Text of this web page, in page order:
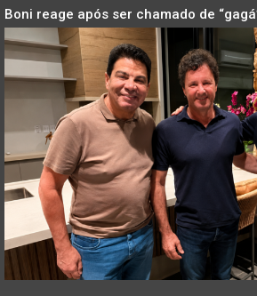
Boni reage após ser chamado de